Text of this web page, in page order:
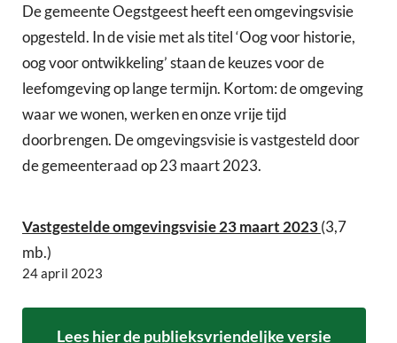
De gemeente Oegstgeest heeft een omgevingsvisie
opgesteld. In de visie met als titel ‘Oog voor historie,
oog voor ontwikkeling’ staan de keuzes voor de
leefomgeving op lange termijn. Kortom: de omgeving
waar we wonen, werken en onze vrije tijd
doorbrengen. De omgevingsvisie is vastgesteld door
de gemeenteraad op 23 maart 2023.
Vastgestelde omgevingsvisie 23 maart 2023(3,7
mb.)
24 april 2023
Lees hier de publieksvriendeljke versie